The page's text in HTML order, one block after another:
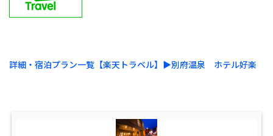
詳細・宿泊プラン一覧【楽天トラベル】▶︎別府温泉 ホテル好楽